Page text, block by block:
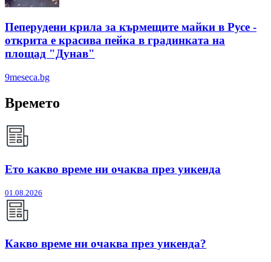
Пеперудени крила за кърмещите майки в Русе -
открита е красива пейка в градинката на
площад "Дунав"
9meseca.bg
Времето
Ето какво време ни очаква през уикенда
01.08.2026
Какво време ни очаква през уикенда?